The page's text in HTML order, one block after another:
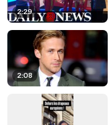
2:29
2:08